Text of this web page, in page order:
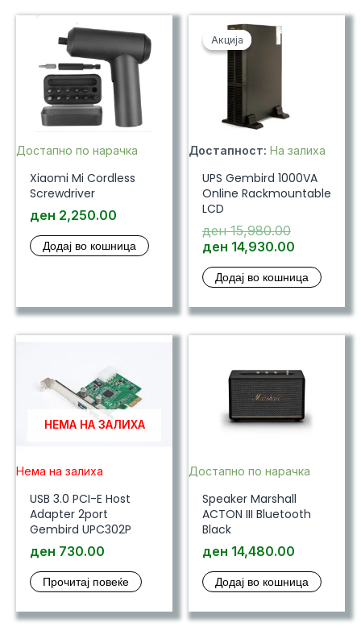
Достапно по нарачка
Xiaomi Mi Cordless
Screwdriver
ден 2,250.00
Додај во кошница
Акција
Акција
Достапност: На залиха
UPS Gembird 1000VA
Online Rackmountable
LCD
ден15,980.00Original
price
ден
ден 14,930.00Current
is:
Додај во кошница
НЕМА НА ЗАЛИХА
Нема на залиха
USB 3.0 PCI-E Host
Adapter 2port
Gembird UPC302P
ден 730.00
Прочитај повеќе
Достапно по нарачка
Speaker Marshall
ACTON III Bluetooth
Black
ден 14,480.00
Додај во кошница